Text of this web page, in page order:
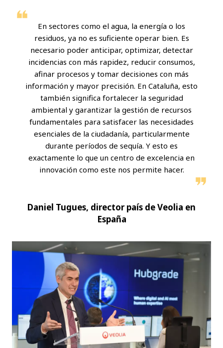
En sectores como el agua, la energía o los
residuos, ya no es suficiente operar bien. Es
necesario poder anticipar, optimizar, detectar
incidencias con más rapidez, reducir consumos,
afinar procesos y tomar decisiones con más
información y mayor precisión. En Cataluña, esto
también significa fortalecer la seguridad
ambiental y garantizar la gestión de recursos
fundamentales para satisfacer las necesidades
esenciales de la ciudadanía, particularmente
durante períodos de sequía. Y esto es
exactamente lo que un centro de excelencia en
innovación como este nos permite hacer.
Daniel Tugues, director país de Veolia en
España